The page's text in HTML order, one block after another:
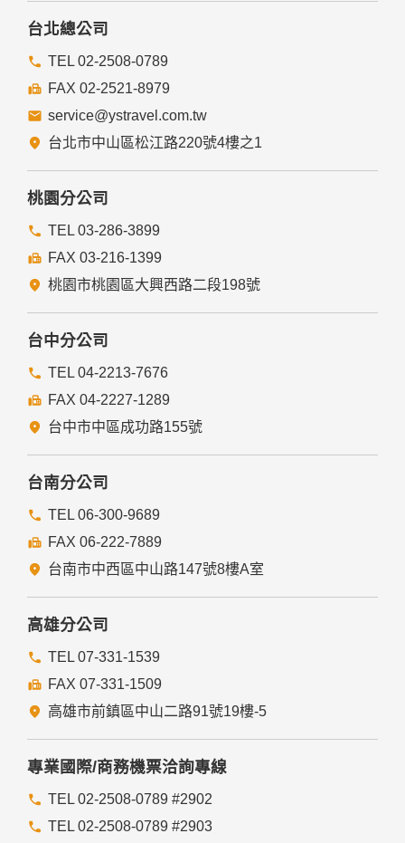
四、網站對外的相關連結
提供的連結，點選進入其他網站。但該連結網站不適用本網站
的隱私權保護政策，您必須參考該連結網站中的隱私權保護政
策。
五、與第三人共用個人資料之政策
本網站絕不會提供、交換、出租或出售任何您的個人資料給其
他個人、團體、私人企業或公務機關，但有法律依據或合約義
務者，不在此限。
前項但書之情形包括不限於：
經由您書面同意。
法律明文規定。
與公務機關或學術研究機構合作，基於公共利益為統計或學術
研究而有必要，且資料經過提供者處理或蒐集者依其揭露方式
無從識別特定之當事人。
當您在網站的行為，違反服務條款或可能損害或妨礙網站與其
揭露您的個人資料是為了辨識、聯絡或採取法律行動所必要
者。
本網站委託廠商協助蒐集、處理或利用您的個人資料時，將對
委外廠商或個人善盡監督管理之責。
六、Cookie之使用
為了提供您最佳的服務，本網站會在您的電腦中放置並取用我
們的Cookie，若您不願接受Cookie的寫入，您可在您使用的
瀏覽器功能項中設定隱私權等級為高，即可拒絕Cookie的寫
七、隱私權保護政策之修正
款將刊登於網站上。
台北總公司
TEL 02-2508-0789
FAX 02-2521-8979
service@ystravel.com.tw
台北市中山區松江路220號4樓之1
桃園分公司
TEL 03-286-3899
FAX 03-216-1399
桃園市桃園區大興西路二段198號
台中分公司
TEL 04-2213-7676
FAX 04-2227-1289
台中市中區成功路155號
台南分公司
TEL 06-300-9689
FAX 06-222-7889
台南市中西區中山路147號8樓A室
高雄分公司
TEL 07-331-1539
FAX 07-331-1509
高雄市前鎮區中山二路91號19樓-5
專業國際/商務機票洽詢專線
TEL 02-2508-0789 #2902
TEL 02-2508-0789 #2903